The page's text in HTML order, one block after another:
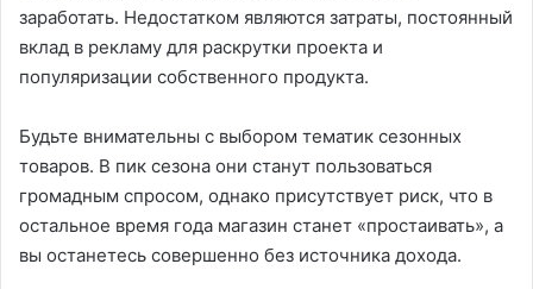
заработать. Недостатком являются затраты, постоянный
вклад в рекламу для раскрутки проекта и
популяризации собственного продукта.
Будьте внимательны с выбором тематик сезонных
товаров. В пик сезона они станут пользоваться
громадным спросом, однако присутствует риск, что в
остальное время года магазин станет «простаивать», а
вы останетесь совершенно без источника дохода.